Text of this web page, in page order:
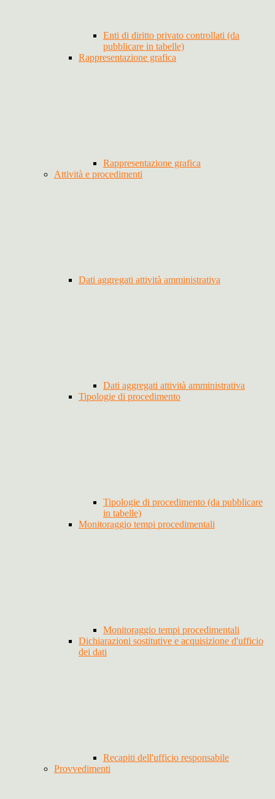
Enti di diritto privato controllati (da
pubblicare in tabelle)
Rappresentazione grafica
Rappresentazione grafica
Attività e procedimenti
Dati aggregati attività amministrativa
Dati aggregati attività amministrativa
Tipologie di procedimento
Tipologie di procedimento (da pubblicare
in tabelle)
Monitoraggio tempi procedimentali
Monitoraggio tempi procedimentali
Dichiarazioni sostitutive e acquisizione d'ufficio
dei dati
Recapiti dell'ufficio responsabile
Provvedimenti